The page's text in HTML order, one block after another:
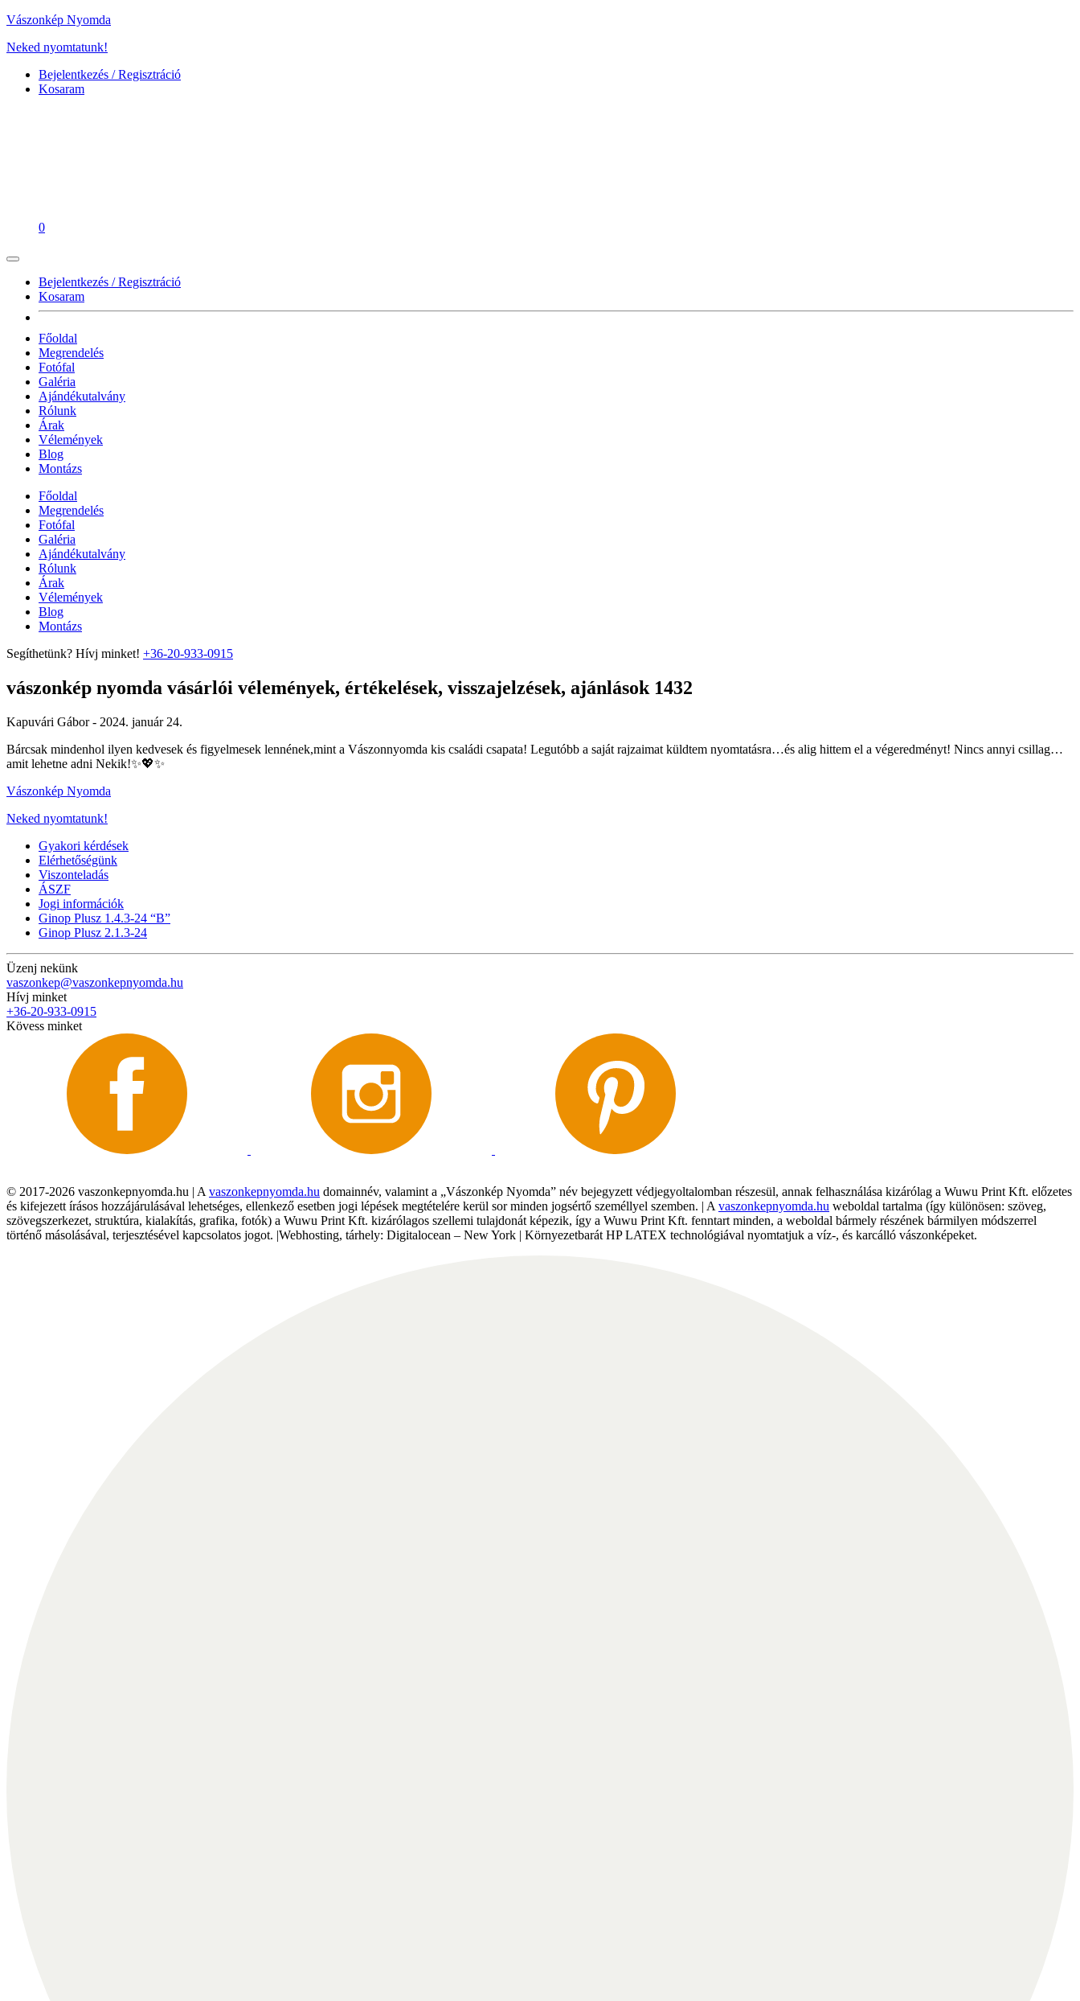
Vászonkép Nyomda
Neked nyomtatunk!
Bejelentkezés / Regisztráció
Kosaram
0
Bejelentkezés / Regisztráció
Kosaram
Főoldal
Megrendelés
Fotófal
Galéria
Ajándékutalvány
Rólunk
Árak
Vélemények
Blog
Montázs
Főoldal
Megrendelés
Fotófal
Galéria
Ajándékutalvány
Rólunk
Árak
Vélemények
Blog
Montázs
Segíthetünk? Hívj minket! +36-20-933-0915
vászonkép nyomda vásárlói vélemények, értékelések, visszajelzések, ajánlások 1432
Kapuvári Gábor - 2024. január 24.
Bárcsak mindenhol ilyen kedvesek és figyelmesek lennének,mint a Vászonnyomda kis családi csapata! Legutóbb a saját rajzaimat küldtem nyomtatásra…és alig hittem el a végeredményt! Nincs annyi csillag…
amit lehetne adni Nekik!✨💖✨
Vászonkép Nyomda
Neked nyomtatunk!
Gyakori kérdések
Elérhetőségünk
Viszonteladás
ÁSZF
Jogi információk
Ginop Plusz 1.4.3-24 “B”
Ginop Plusz 2.1.3-24
Üzenj nekünk
vaszonkep@vaszonkepnyomda.hu
Hívj minket
+36-20-933-0915
Kövess minket
© 2017-2026 vaszonkepnyomda.hu | A vaszonkepnyomda.hu domainnév, valamint a „Vászonkép Nyomda” név bejegyzett védjegyoltalomban részesül, annak felhasználása kizárólag a Wuwu Print Kft. előzetes
és kifejezett írásos hozzájárulásával lehetséges, ellenkező esetben jogi lépések megtételére kerül sor minden jogsértő személlyel szemben. | A vaszonkepnyomda.hu weboldal tartalma (így különösen: szöveg,
szövegszerkezet, struktúra, kialakítás, grafika, fotók) a Wuwu Print Kft. kizárólagos szellemi tulajdonát képezik, így a Wuwu Print Kft. fenntart minden, a weboldal bármely részének bármilyen módszerrel
történő másolásával, terjesztésével kapcsolatos jogot. |Webhosting, tárhely: Digitalocean – New York | Környezetbarát HP LATEX technológiával nyomtatjuk a víz-, és karcálló vászonképeket.